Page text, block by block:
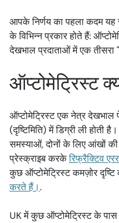
आपके निर्णय का पहला कदम यह
के विभिन्न प्रकार होते हैं:
देखभाल प्रदाताओं में एक तीसरा
ऑप्टोमेट्रिस्ट
ऑप्टोमेट्रिस्ट एक नेत्र देखभाल
(दृष्टिमिति) में डिग्री ली होती
समस्याओं, दोनों के लिए आंखों
प्रेस्क्राइब करकेरिफ्रैक्टिव एरर
कुछ ऑप्टोमेट्रिस्ट कमज़ोर
करते हैं।.
UK में कुछ ऑप्टोमेट्रिस्ट के